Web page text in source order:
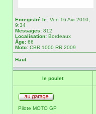
Enregistré le: Ven 16 Avr 2010,
9:34
Messages: 812
Localisation: Bordeaux
Âge: 66
Moto: CBR 1000 RR 2009
Haut
le poulet
Pilote MOTO GP